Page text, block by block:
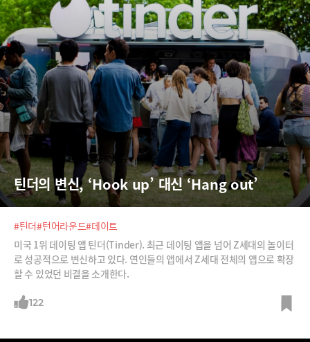
틴더의 변신, ‘Hook up’ 대신 ‘Hang out’
#틴더#턴어라운드#데이트
미국 1위 데이팅 앱 틴더(Tinder). 최근 데이팅 앱을 넘어 Z세대의 놀이터
로 성공적으로 변신하고 있다. 연인들의 앱에서 Z세대 전체의 앱으로 확장
할 수 있었던 비결을 소개한다.
122